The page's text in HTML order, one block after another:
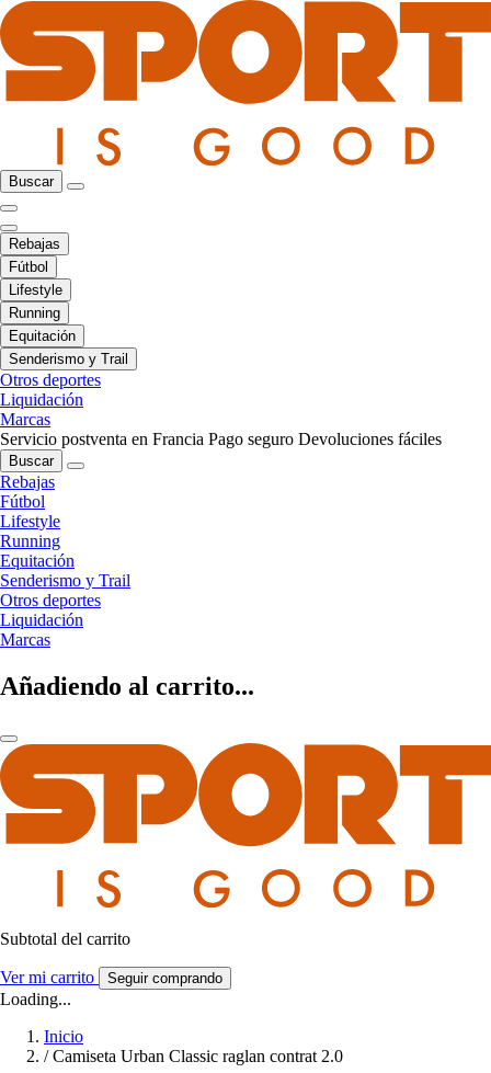
Buscar
Rebajas
Fútbol
Lifestyle
Running
Equitación
Senderismo y Trail
Otros deportes
Liquidación
Marcas
Servicio postventa en Francia Pago seguro Devoluciones fáciles
Buscar
Rebajas
Fútbol
Lifestyle
Running
Equitación
Senderismo y Trail
Otros deportes
Liquidación
Marcas
Añadiendo al carrito...
Subtotal del carrito
Ver mi carrito Seguir comprando
Loading...
Inicio
/ Camiseta Urban Classic raglan contrat 2.0